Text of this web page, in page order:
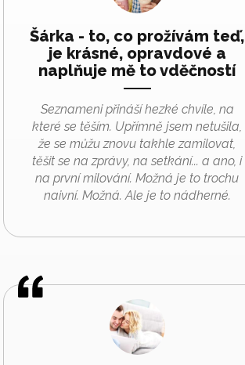
Šárka - to, co prožívám teď,
je krásné, opravdové a
naplňuje mě to vděčností
Seznameni přináší hezké chvíle, na
které se těším. Upřímně jsem netušila,
že se můžu znovu takhle zamilovat,
těšit se na zprávy, na setkání... a ano, i
na první milování. Možná je to trochu
naivní. Možná. Ale je to nádherné.